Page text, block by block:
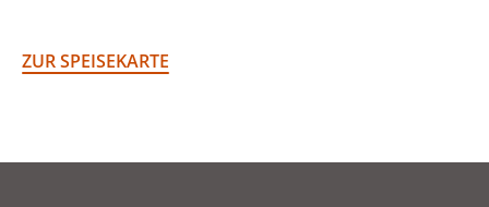
ZUR SPEISEKARTE